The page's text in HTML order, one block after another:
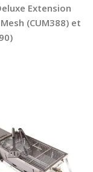
Extension
(CUM388) et